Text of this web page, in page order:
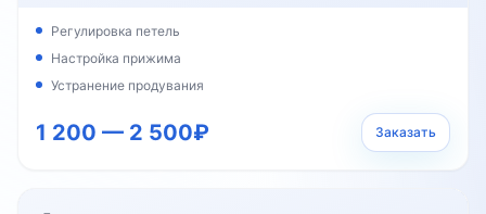
Регулировка петель
Настройка прижима
Устранение продувания
1 200 — 2 500₽ Заказать